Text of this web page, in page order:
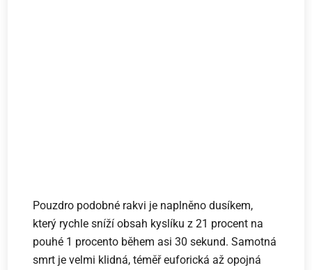
Pouzdro podobné rakvi je naplněno dusíkem,
který rychle sníží obsah kyslíku z 21 procent na
pouhé 1 procento během asi 30 sekund. Samotná
smrt je velmi klidná, téměř euforická až opojná